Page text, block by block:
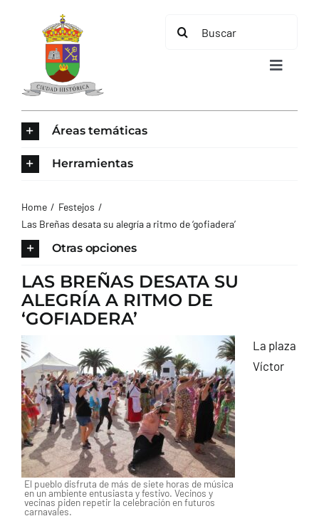
contenido
Buscar:
Toggle
AYUNTAMIENTO
TURISMO
CONTACTO
Áreas temáticas
Herramientas
Home
Festejos
Las Breñas desata su alegría a ritmo de ‘gofiadera’
Otras opciones
LAS BREÑAS DESATA SU
ALEGRÍA A RITMO DE
‘GOFIADERA’
El pueblo disfruta de más de siete horas de música
en un ambiente entusiasta y festivo. Vecinos y
vecinas piden repetir la celebración en futuros
carnavales.
La plaza
Víctor